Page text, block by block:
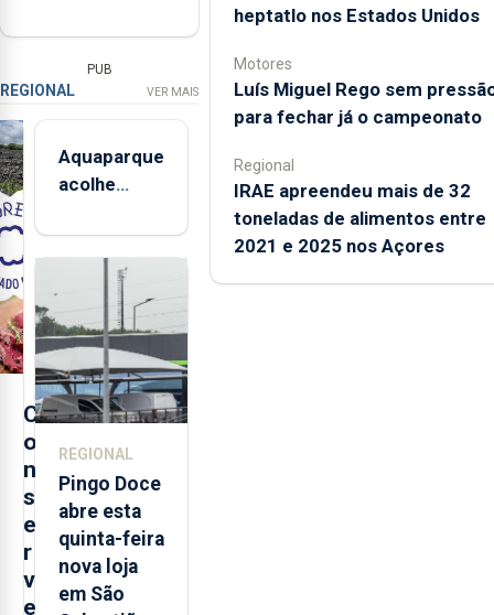
PUB
REGIONAL VER MAIS
C
o
n
s
e
r
v
e
Aquaparque
acolhe
Verão até
setembro
REGIONAL
Pingo Doce
abre esta
quinta-feira
nova loja
em São
heptatlo nos Estados Unidos
Motores
Luís Miguel Rego sem
para fechar já o campeonato
Regional
IRAE apreendeu mais de 32
toneladas de alimentos entre
2021 e 2025 nos Açores